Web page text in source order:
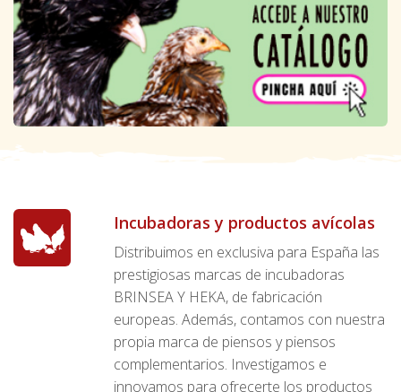
Incubadoras y productos avícolas
Distribuimos en exclusiva para España las
prestigiosas marcas de incubadoras
BRINSEA Y HEKA, de fabricación
europeas. Además, contamos con nuestra
propia marca de piensos y piensos
complementarios. Investigamos e
innovamos para ofrecerte los productos